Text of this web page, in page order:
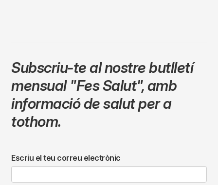
Subscriu-te al nostre butlletí
mensual "Fes Salut",amb
informació de salut per a
tothom.
Escriu el teu correu electrònic